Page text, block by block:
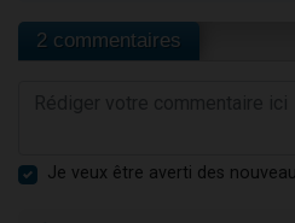
2 commentaires
Je veux être averti des